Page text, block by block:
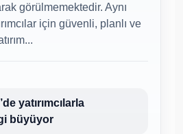
görülmemektedir. Aynı
için güvenli, planlı ve
yatırımcılarla
büyüyor